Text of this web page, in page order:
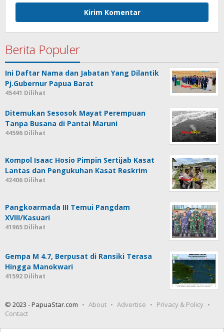
Berita Populer
Ini Daftar Nama dan Jabatan Yang Dilantik
Pj.Gubernur Papua Barat
45441 Dilihat
Ditemukan Sesosok Mayat Perempuan
Tanpa Busana di Pantai Maruni
44596 Dilihat
Kompol Isaac Hosio Pimpin Sertijab Kasat
Lantas dan Pengukuhan Kasat Reskrim
42406 Dilihat
Pangkoarmada III Temui Pangdam
XVIII/Kasuari
41965 Dilihat
Gempa M 4.7, Berpusat di Ransiki Terasa
Hingga Manokwari
41592 Dilihat
© 2023 - PapuaStar.com About Advertise
Privacy & Policy
Contact